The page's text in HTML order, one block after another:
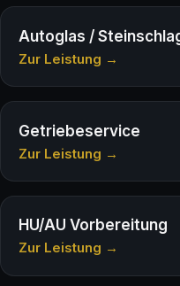
Autoglas /
Zur Leistung →
Getriebeservice
Zur Leistung →
HU/AU Vorbereitung
Zur Leistung →